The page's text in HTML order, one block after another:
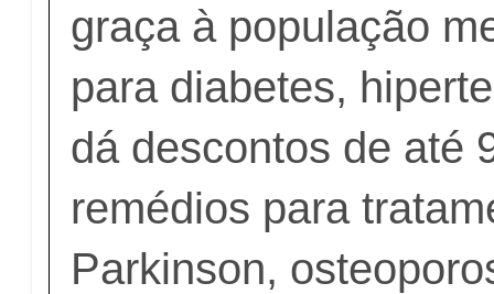
graça à população
para diabetes,
dá descontos de até
remédios para
Parkinson,